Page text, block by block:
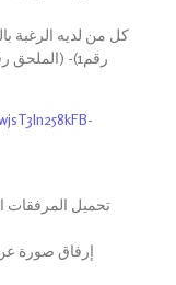
كل من لديه الرغبة